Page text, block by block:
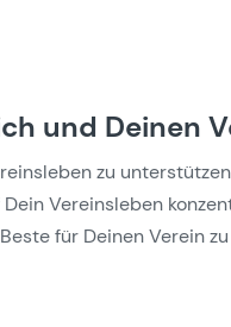
und Deinen
zu
Vereinsleben
für Deinen Verein